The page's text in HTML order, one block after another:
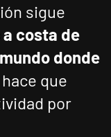
sigue
costa de
donde
que
por